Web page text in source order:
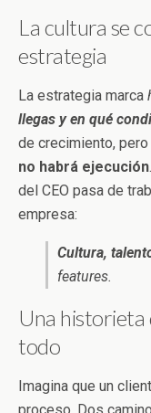
La cultura se
estrategia
La estrategia marca
llegas y en qué
de crecimiento,
no habrá ejecución
del CEO pasa de
empresa:
Cultura,
features.
Una historieta
todo
Imagina que un